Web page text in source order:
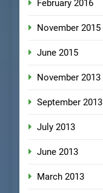
February 2016
November 2015
June 2015
November 2013
September 2013
July 2013
June 2013
March 2013